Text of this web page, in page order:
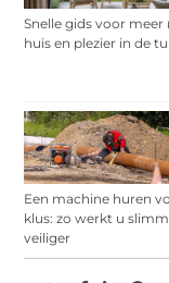
Snelle gids voor meer
huis en plezier in de
Een machine huren
klus: zo werkt u
veiliger